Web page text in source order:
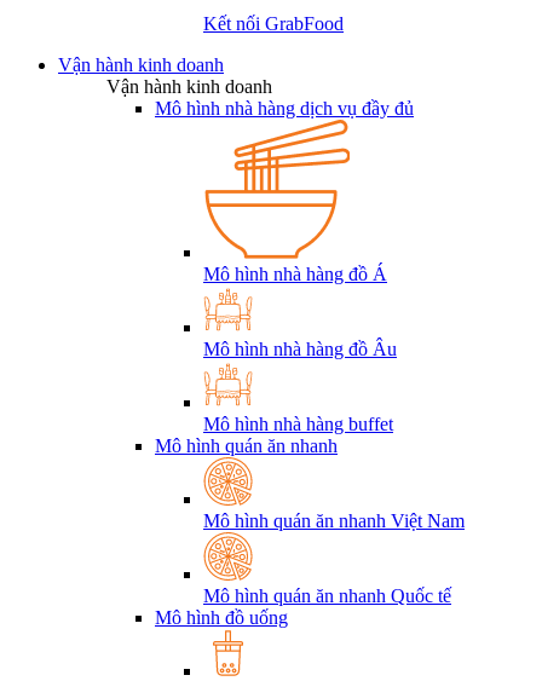
Kết nối GrabFood
Vận hành kinh doanh
Vận hành kinh doanh
Mô hình nhà hàng dịch vụ đầy đủ
Mô hình nhà hàng đồ Á
Mô hình nhà hàng đồ Âu
Mô hình nhà hàng buffet
Mô hình quán ăn nhanh
Mô hình quán ăn nhanh Việt Nam
Mô hình quán ăn nhanh Quốc tế
Mô hình đồ uống